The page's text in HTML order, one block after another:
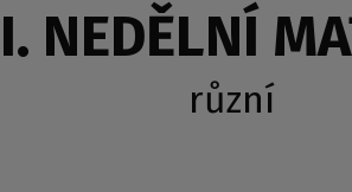
I. NEDĚLNÍ
různí